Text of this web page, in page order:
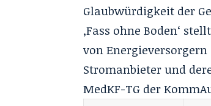
Glaubwürdigkeit der
‚Fass ohne Boden‘
von
Stromanbieter und
MedKF-TG der